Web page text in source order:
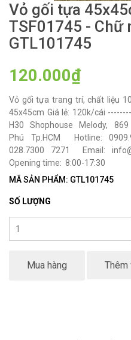
Vỏ gối tựa
TSF01745 - Chữ
GTL101745
120.000₫
Vỏ gối tựa trang trí, chất liệu
45x45cm Giá lẻ: 120k/cái
H30 Shophouse Melody,
Phú Tp.HCM Hotline:
028.7300 7271 Email:
Opening time: 8:00-17:30
MÃ SẢN PHẨM: GTL101745
SỐ LƯỢNG
Mua hàng Thêm